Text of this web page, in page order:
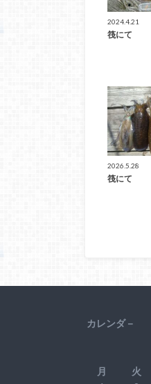
2024.4.21
筏にて
2026.5.28
筏にて
カレンダ－
月
火